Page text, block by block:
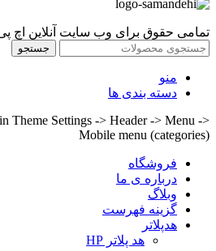
تمامی حقوق برای وب سایت آنلاین اچ
جستجو
منو
دسته بندی ها
Theme Settings -> Header -> Menu ->
Mobile menu (categories)
فروشگاه
درباره ی ما
وبلاگ
گزینه فهرست
هدپلاتر
هد پلاتر HP